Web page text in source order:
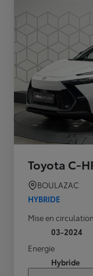
Toyota C-
BOULAZAC
HYBRIDE
Mise en circulation
03-2024
Energie
Hybride